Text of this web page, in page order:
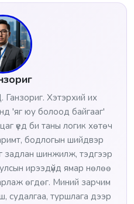
Ганзориг. Хэтэрхий их
'яг юу болоод байгааг'
үед би таны логик хөтөч
бодлогын шийдвэр
задлан шинжилж, тэдгээр
ирээдүйд ямар нөлөө
өгдөг. Миний зарчим
судалгаа, туршлага дээр